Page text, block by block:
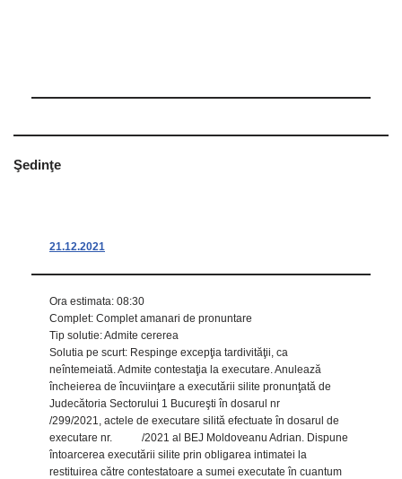
Şedinţe
21.12.2021
Ora estimata: 08:30
Complet: Complet amanari de pronuntare
Tip solutie: Admite cererea
Solutia pe scurt: Respinge excepţia tardivităţii, ca
neîntemeiată. Admite contestaţia la executare. Anulează
încheierea de încuviinţare a executării silite pronunţată de
Judecătoria Sectorului 1 Bucureşti în dosarul nr
/299/2021, actele de executare silită efectuate în dosarul de
executare nr. /2021 al BEJ Moldoveanu Adrian. Dispune
întoarcerea executării silite prin obligarea intimatei la
restituirea către contestatoare a sumei executate în cuantum